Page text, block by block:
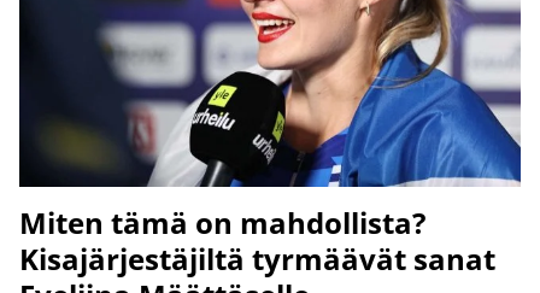
Miten tämä on mahdollista?
Kisajärjestäjiltä tyrmäävät sanat